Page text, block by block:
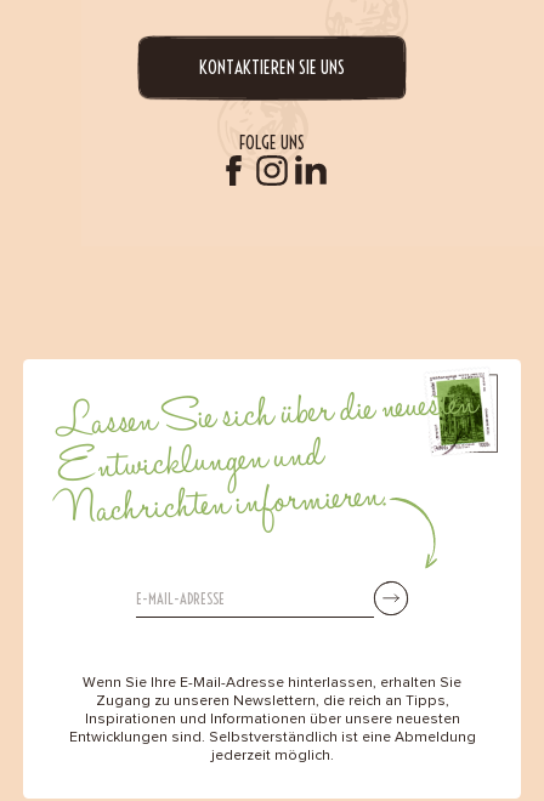
KONTAKTIEREN SIE UNS
FOLGE UNS
Lassen Sie sich über die neuesten
Entwicklungen und
Nachrichten informieren.
Wenn Sie Ihre E-Mail-Adresse hinterlassen, erhalten Sie
Zugang zu unseren Newslettern, die reich an Tipps,
Inspirationen und Informationen über unsere neuesten
Entwicklungen sind. Selbstverständlich ist eine Abmeldung
jederzeit möglich.